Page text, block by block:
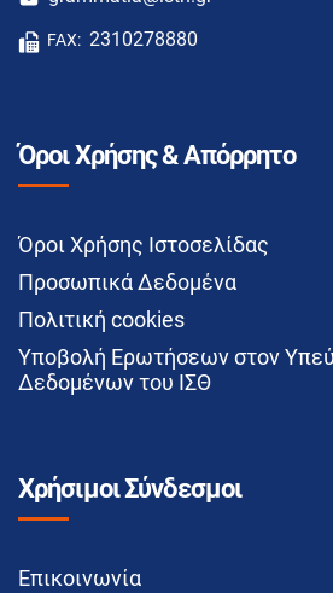
FAX: 2310278880
Όροι Χρήσης & Απόρρητο
Όροι Χρήσης Ιστοσελίδας
Προσωπικά Δεδομένα
Πολιτική cookies
Υποβολή Ερωτήσεων στον
Δεδομένων του ΙΣΘ
Χρήσιμοι Σύνδεσμοι
Επικοινωνία